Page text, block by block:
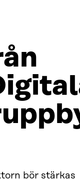
bör stärkas